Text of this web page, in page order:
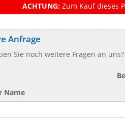
ACHTUNG: Zum Kauf dieses
Anfrage
Sie noch weitere Fragen an
Name